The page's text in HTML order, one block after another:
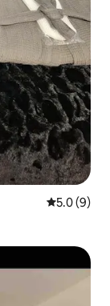
レビュー9
5.0 (9)